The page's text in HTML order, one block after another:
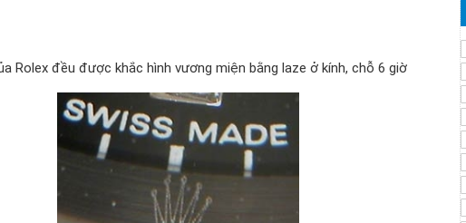
Rolex đều được khắc hình vương miện bằng laze ở kính, chỗ 6 giờ